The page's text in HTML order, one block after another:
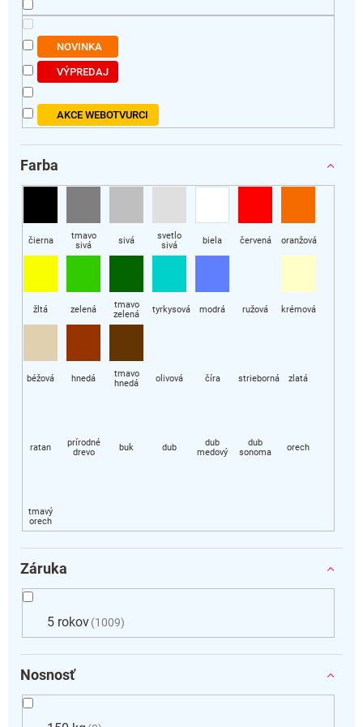
NOVINKA
VÝPREDAJ
AKCE WEBOTVURCI
Farba
Záruka
5 rokov 1009
Nosnosť